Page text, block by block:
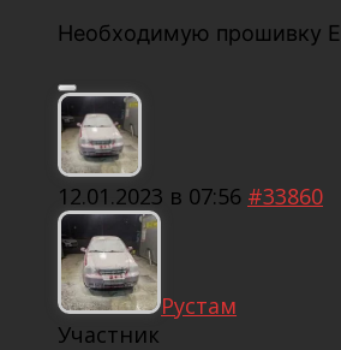
Необходимую прошивку
12.01.2023 в 07:56 #33860
Рустам
Участник